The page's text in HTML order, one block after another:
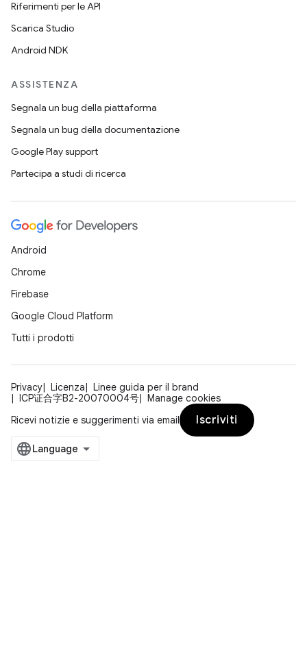
Riferimenti per le API
Scarica Studio
Android NDK
ASSISTENZA
Segnala un bug della piattaforma
Segnala un bug della documentazione
Google Play support
Partecipa a studi di ricerca
Android
Chrome
Firebase
Google Cloud Platform
Tutti i prodotti
Privacy Licenza
Linee guida per il brand
ICP证合字B2-20070004号
Manage cookies
Ricevi notizie e suggerimenti via email
Iscriviti